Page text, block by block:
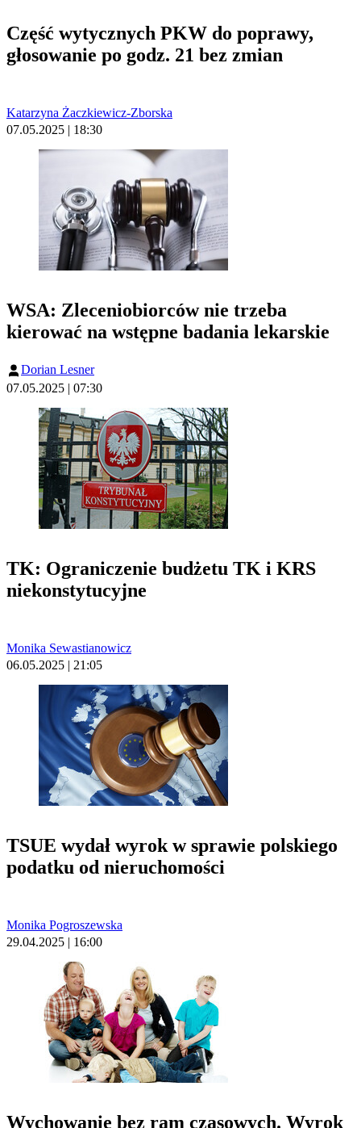
Część wytycznych PKW do poprawy,
głosowanie po godz. 21 bez zmian
Katarzyna Żaczkiewicz-Zborska
07.05.2025 | 18:30
WSA: Zleceniobiorców nie trzeba
kierować na wstępne badania lekarskie
Dorian Lesner
07.05.2025 | 07:30
TK: Ograniczenie budżetu TK i KRS
niekonstytucyjne
Monika Sewastianowicz
06.05.2025 | 21:05
TSUE wydał wyrok w sprawie polskiego
podatku od nieruchomości
Monika Pogroszewska
29.04.2025 | 16:00
Wychowanie bez ram czasowych. Wyrok